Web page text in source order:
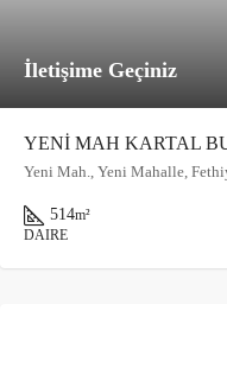
İletişime Geçiniz
YENİ MAH KARTAL
Yeni Mah., Yeni Mahalle,
514m²
DAIRE